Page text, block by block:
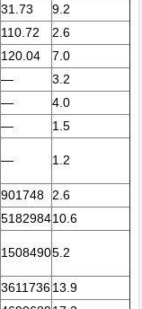
31.73
9.2
110.72
2.6
120.04
7.0
—
3.2
—
4.0
— 1.5
— 1.2
901748
2.6
518298410.6
15084905.2
361173613.9